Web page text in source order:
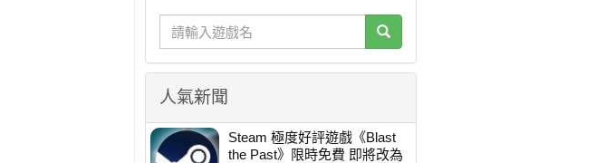
人氣新聞
Steam 極度好評遊戲《Blast
the Past》限時免費 即將改為